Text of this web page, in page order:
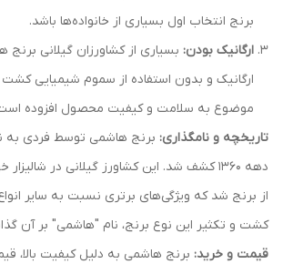
برنج انتخاب اول بسیاری از خانواده‌ها باشد.
ارگانیک بودن: بسیاری از کشاورزان گیلانی
ارگانیک و بدون استفاده از سموم شیمیایی
موضوع به سلامت و کیفیت محصول افزوده
تاریخچه و نامگذاری: برنج هاشمی توسط فردی به
دهه ۱۳۶۰ کشف شد. این کشاورز گیلانی در
از برنج شد که ویژگی‌های برتری نسبت به سایر
کشت و تکثیر این نوع برنج، نام "هاشمی" بر آن
قیمت و خرید: برنج هاشمی به دلیل کیفیت بالا،